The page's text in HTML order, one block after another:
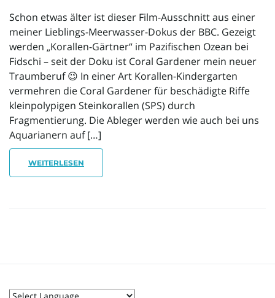
a
Schon etwas älter ist dieser Film-Ausschnitt aus einer
meiner Lieblings-Meerwasser-Dokus der BBC. Gezeigt
werden „Korallen-Gärtner“ im Pazifischen Ozean bei
Fidschi – seit der Doku ist Coral Gardener mein neuer
Traumberuf 😉 In einer Art Korallen-Kindergarten
vermehren die Coral Gardener für beschädigte Riffe
kleinpolypigen Steinkorallen (SPS) durch
Fragmentierung. Die Ableger werden wie auch bei uns
Aquarianern auf […]
WEITERLESEN